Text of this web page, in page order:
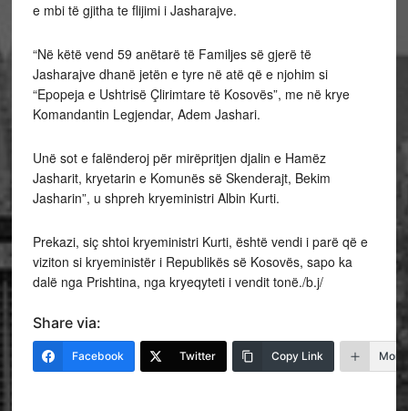
e mbi të gjitha te flijimi i Jasharajve.
“Në këtë vend 59 anëtarë të Familjes së gjerë të
Jasharajve dhanë jetën e tyre në atë që e njohim si
“Epopeja e Ushtrisë Çlirimtare të Kosovës”, me në krye
Komandantin Legjendar, Adem Jashari.
Unë sot e falënderoj për mirëpritjen djalin e Hamëz
Jasharit, kryetarin e Komunës së Skenderajt, Bekim
Jasharin”, u shpreh kryeministri Albin Kurti.
Prekazi, siç shtoi kryeministri Kurti, është vendi i parë që e
viziton si kryeministër i Republikës së Kosovës, sapo ka
dalë nga Prishtina, nga kryeqyteti i vendit tonë./b.j/
Share via:
Facebook Twitter Copy Link More